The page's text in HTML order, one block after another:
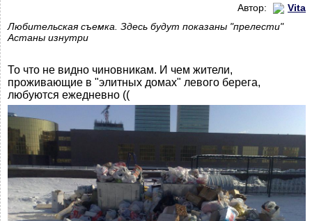
Автор:
Vita
Любительская съемка. Здесь будут показаны "прелести"
Астаны изнутри
То что не видно чиновникам. И чем жители,
проживающие в "элитных домах" левого берега,
любуются ежедневно ((